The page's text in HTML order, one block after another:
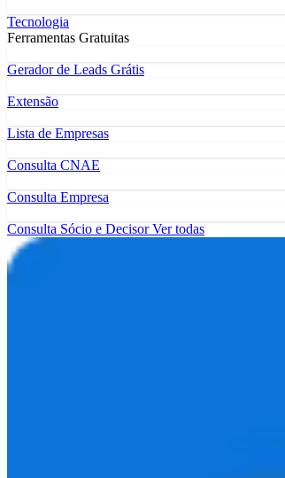
Tecnologia
Ferramentas Gratuitas
Gerador de Leads Grátis
Extensão
Lista de Empresas
Consulta CNAE
Consulta Empresa
Consulta Sócio e DecisorVer todas